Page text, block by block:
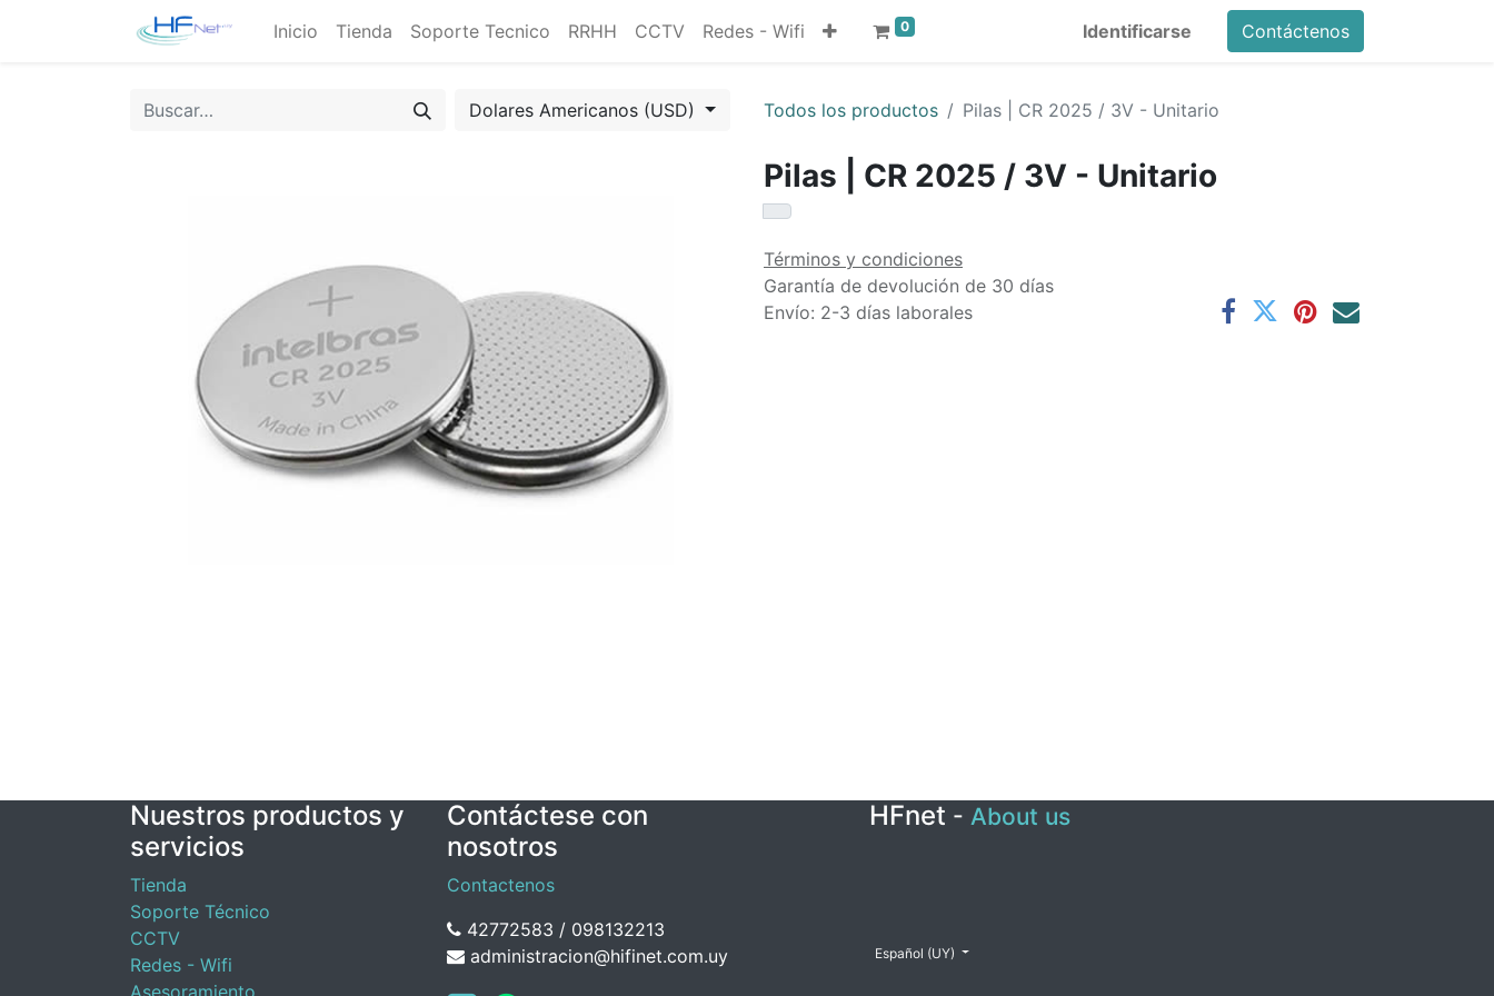
Inicio Tienda Soporte Tecnico RRHH CCTV Redes - Wifi 0 Identificarse Contáctenos
Dolares Americanos (USD) Todos los productos Pilas | CR 2025 / 3V - Unitario
Pilas | CR 2025 / 3V - Unitario
Términos y condiciones
Garantía de devolución de 30 días
Envío: 2-3 días laborales
Nuestros productos y
servicios
Tienda
Soporte Técnico
CCTV
Redes - Wifi
Asesoramiento
Contáctese con
nosotros
Contactenos
42772583 / 098132213
administracion@hifinet.com.uy
HFnet - About us
Español (UY)